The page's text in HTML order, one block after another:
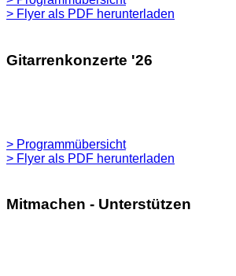
> Flyer als PDF herunterladen
Gitarrenkonzerte '26
> Programmübersicht
> Flyer als PDF herunterladen
Mitmachen - Unterstützen